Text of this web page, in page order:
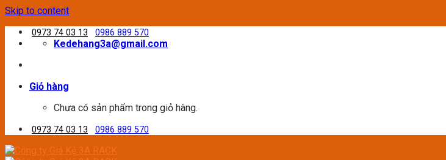
Skip to content
0973 74 03 13 0986 889 570
Kedehang3a@gmail.com
Giỏ hàng
Chưa có sản phẩm trong giỏ hàng.
0973 74 03 13 0986 889 570